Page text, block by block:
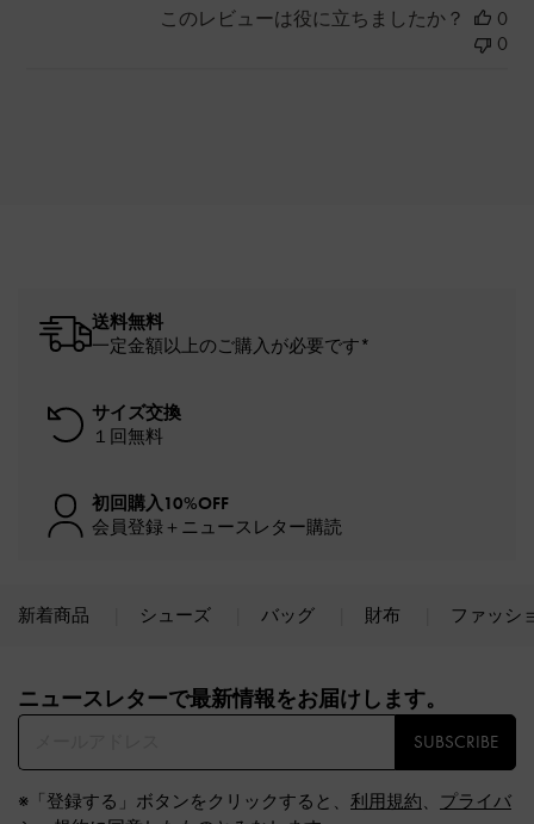
このレビューは役に立ちましたか？
0
0
送料無料
一定金額以上のご購入が必要です*
サイズ交換
１回無料
初回購入10%OFF
会員登録＋ニュースレター購読
新着商品 シューズ バッグ 財布 ファッシ
ニュースレターで最新情報をお届けします。​
SUBSCRIBE
※「登録する」ボタンをクリックすると、 利用規約、 プライバ